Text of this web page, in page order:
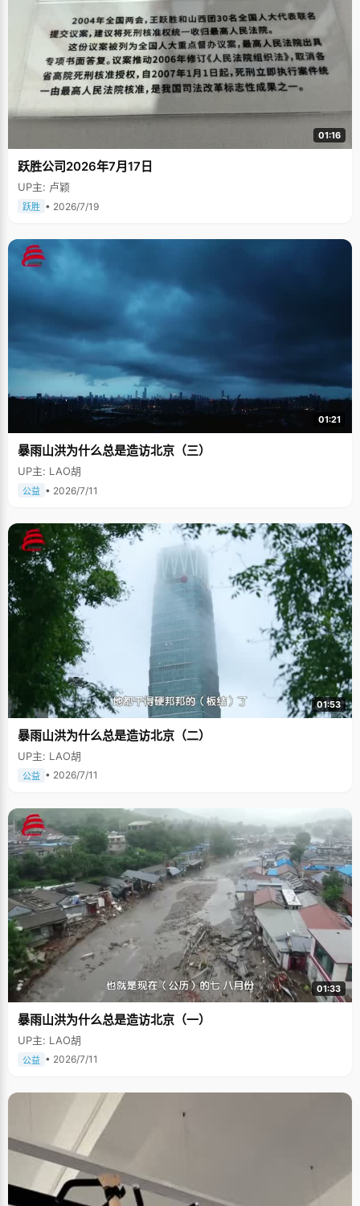
01:16
跃胜公司2026年7月17日
UP主: 卢颖
跃胜 • 2026/7/19
01:21
暴雨山洪为什么总是造访北京（三）
UP主: LAO胡
公益 • 2026/7/11
01:53
暴雨山洪为什么总是造访北京（二）
UP主: LAO胡
公益 • 2026/7/11
01:33
暴雨山洪为什么总是造访北京（一）
UP主: LAO胡
公益 • 2026/7/11